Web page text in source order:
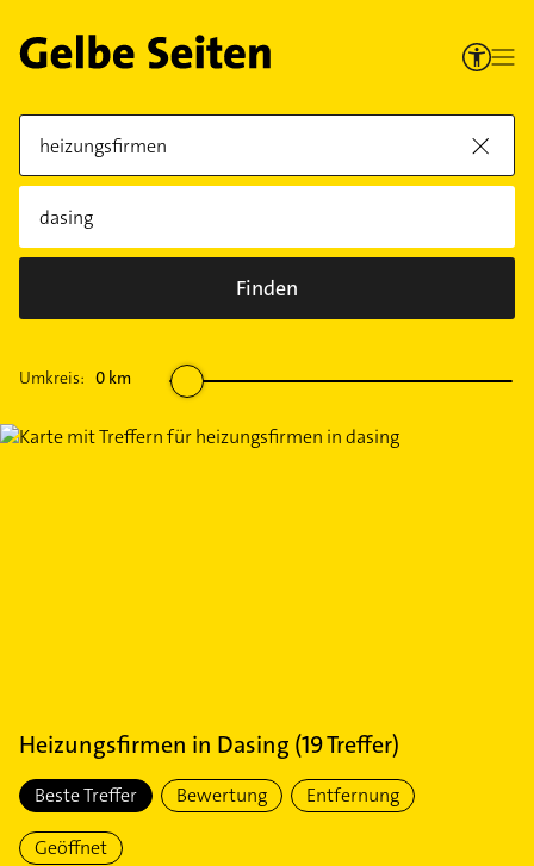
Finden
Umkreis: 0 km
Heizungsfirmen in Dasing (19Treffer)
Beste Treffer Bewertung Entfernung
Geöffnet